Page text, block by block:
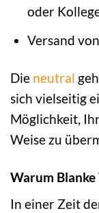
oder
Versand
Die neutral
sich vielseitig
Möglichkeit,
Weise zu
Warum Blanke
In einer Zeit